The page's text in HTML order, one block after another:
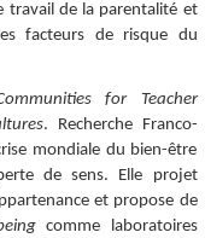
travail de la parentalité et
facteurs de risque du
for Teacher
. Recherche Franco-
mondiale du bien-être
de sens. Elle projet
et propose de
comme laboratoires